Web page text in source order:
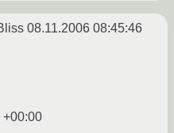
08.11.2006 08:45:46
+00:00